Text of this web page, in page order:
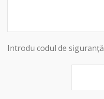
Introdu codul de siguranță